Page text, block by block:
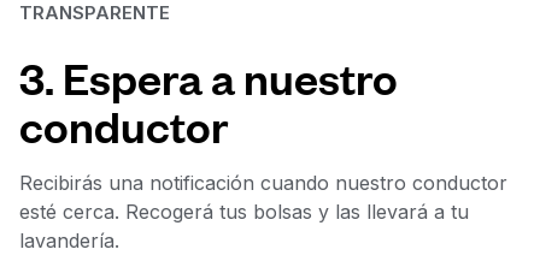
TRANSPARENTE
3. Espera a nuestro
conductor
Recibirás una notificación cuando nuestro conductor
esté cerca. Recogerá tus bolsas y las llevará a tu
lavandería.